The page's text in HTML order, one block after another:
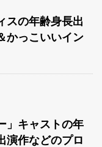
スの年齢身長出
かっこいいイン
」キャストの年
演作などのプロ